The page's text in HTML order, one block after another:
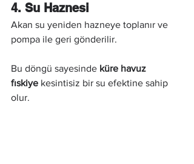
4. Su Haznesi
Akan su yeniden hazneye toplanır ve
pompa ile geri gönderilir.
Bu döngü sayesinde küre havuz
fıskiye kesintisiz bir su efektine sahip
olur.